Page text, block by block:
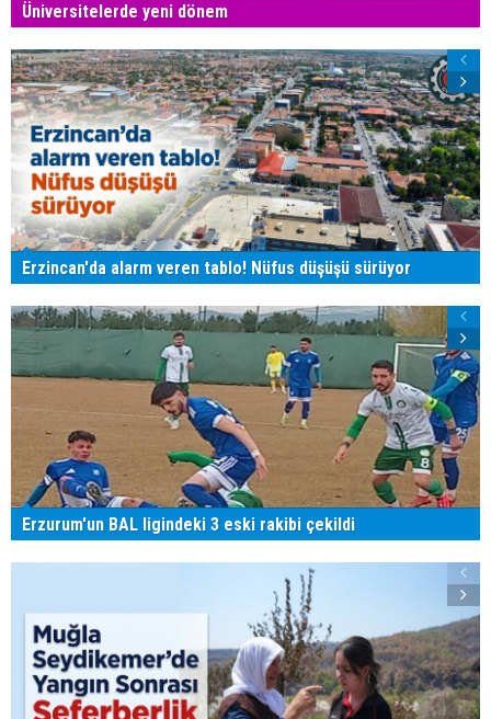
Üniversitelerde yeni dönem
Erzincan'da alarm veren tablo! Nüfus düşüşü sürüyor
Erzurum'un BAL ligindeki 3 eski rakibi çekildi